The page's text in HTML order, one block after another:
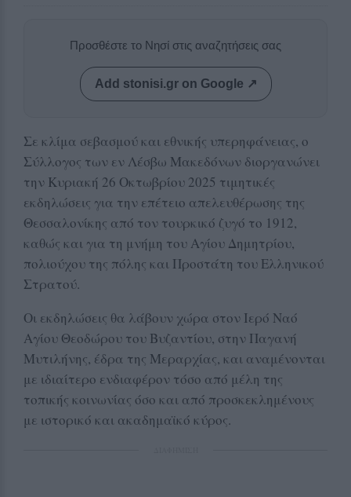
Προσθέστε το Νησί στις αναζητήσεις σας
Add stonisi.gr on Google ↗
Σε κλίμα σεβασμού και εθνικής υπερηφάνειας, ο
Σύλλογος των εν Λέσβω Μακεδόνων διοργανώνει
την Κυριακή 26 Οκτωβρίου 2025 τιμητικές
εκδηλώσεις για την επέτειο απελευθέρωσης της
Θεσσαλονίκης από τον τουρκικό ζυγό το 1912,
καθώς και για τη μνήμη του Αγίου Δημητρίου,
πολιούχου της πόλης και Προστάτη του Ελληνικού
Στρατού.
Οι εκδηλώσεις θα λάβουν χώρα στον Ιερό Ναό
Αγίου Θεοδώρου του Βυζαντίου, στην Παγανή
Μυτιλήνης, έδρα της Μεραρχίας, και αναμένονται
με ιδιαίτερο ενδιαφέρον τόσο από μέλη της
τοπικής κοινωνίας όσο και από προσκεκλημένους
με ιστορικό και ακαδημαϊκό κύρος.